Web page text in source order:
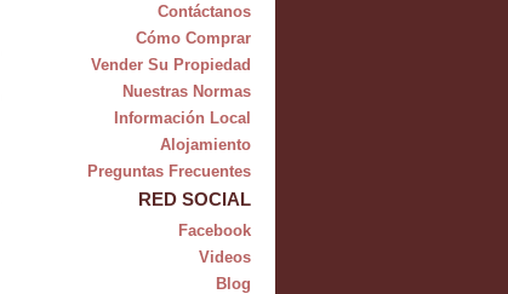
Contáctanos
Cómo Comprar
Vender Su Propiedad
Nuestras Normas
Información Local
Alojamiento
Preguntas Frecuentes
RED SOCIAL
Facebook
Videos
Blog